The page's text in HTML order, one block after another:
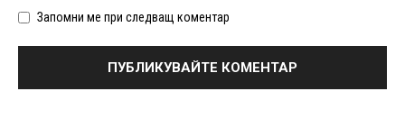
Запомни ме при следващ коментар